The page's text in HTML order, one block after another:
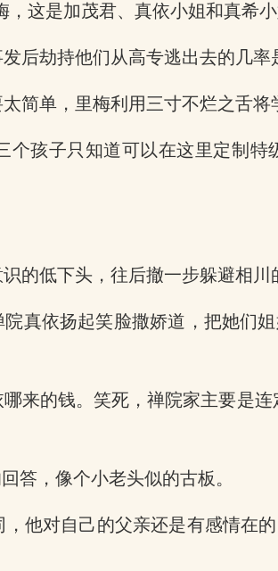
，这是加茂君、真依小姐和真希
后劫持他们从高专逃出去的几率
简单，里梅利用三寸不烂之舌将
个孩子只知道可以在这里定制
的低下头，往后撤一步躲避相川
真依扬起笑脸撒娇道，把她们
来的钱。笑死，禅院家主要是
答，像个小老头似的古板。
他对自己的父亲还是有感情在